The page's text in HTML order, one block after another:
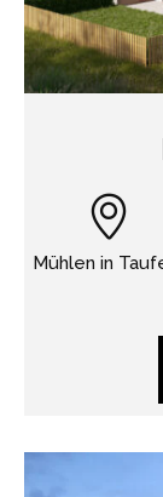
Mühlen in